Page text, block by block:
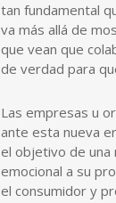
tan fundamental
va más allá de
que vean que
de verdad para
Las empresas u
ante esta nueva
el objetivo de una
emocional a su
el consumidor y